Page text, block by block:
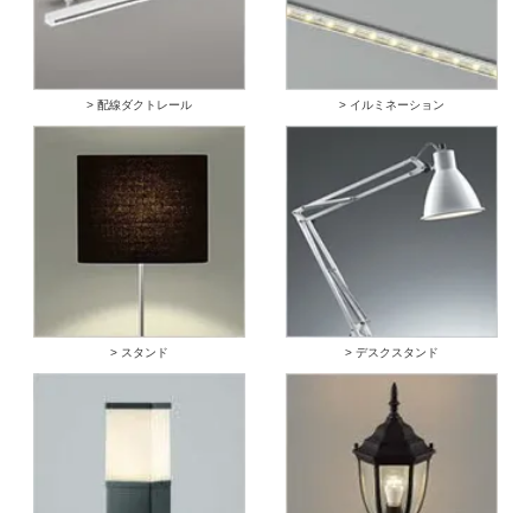
> 配線ダクトレール > イルミネーション
> スタンド > デスクスタンド